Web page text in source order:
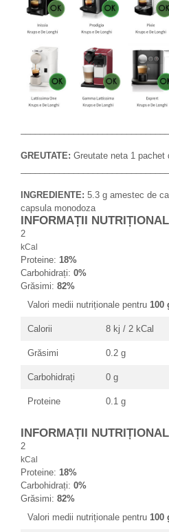
GREUTATE: Greutate neta 1 pachet
INGREDIENTE: 5.3 g amestec de
capsula monodoza
INFORMAȚII
2
kCal
Proteine: 18%
Carbohidrați: 0%
Grăsimi: 82%
Valori medii nutriționale pentru 100
Calorii 8 kj / 2 kCal
Grăsimi 0.2 g
Carbohidrați 0 g
Proteine 0.1 g
INFORMAȚII
2
kCal
Proteine: 18%
Carbohidrați: 0%
Grăsimi: 82%
Valori medii nutriționale pentru 100